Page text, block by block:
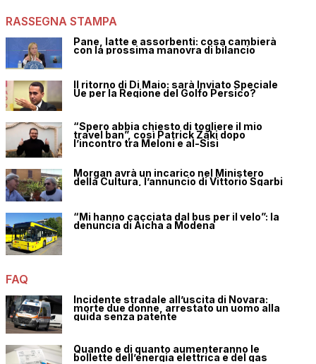
RASSEGNA STAMPA
Pane, latte e assorbenti: cosa cambierà
con la prossima manovra di bilancio
Il ritorno di Di Maio: sarà Inviato Speciale
Ue per la Regione del Golfo Persico?
“Spero abbia chiesto di togliere il mio
travel ban”, così Patrick Zaki dopo
l’incontro tra Meloni e al-Sisi
Morgan avrà un incarico nel Ministero
della Cultura, l’annuncio di Vittorio Sgarbi
“Mi hanno cacciata dal bus per il velo”: la
denuncia di Aicha a Modena
FAQ
Incidente stradale all’uscita di Novara:
morte due donne, arrestato un uomo alla
guida senza patente
Quando e di quanto aumenteranno le
bollette dell’energia elettrica e del gas